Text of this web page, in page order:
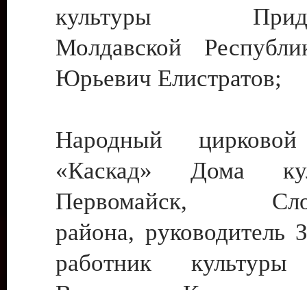
культуры
Молдавской
Юрьевич Елистратов;
Народный цирковой
«Каскад» Дома
Первомайск,
района, руководитель
работник культуры